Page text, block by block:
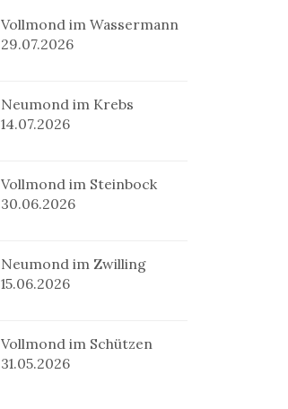
Vollmond im Wassermann
29.07.2026
Neumond im Krebs
14.07.2026
Vollmond im Steinbock
30.06.2026
Neumond im Zwilling
15.06.2026
Vollmond im Schützen
31.05.2026